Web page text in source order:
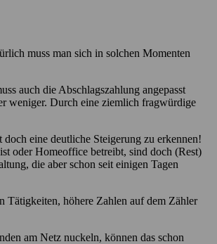
muss man sich in solchen Momenten
auch die Abschlagszahlung angepasst
weniger. Durch eine ziemlich fragwürdige
eine deutliche Steigerung zu erkennen!
oder Homeoffice betreibt, sind doch (Rest)
die aber schon seit einigen Tagen
Tätigkeiten, höhere Zahlen auf dem Zähler
am Netz nuckeln, können das schon